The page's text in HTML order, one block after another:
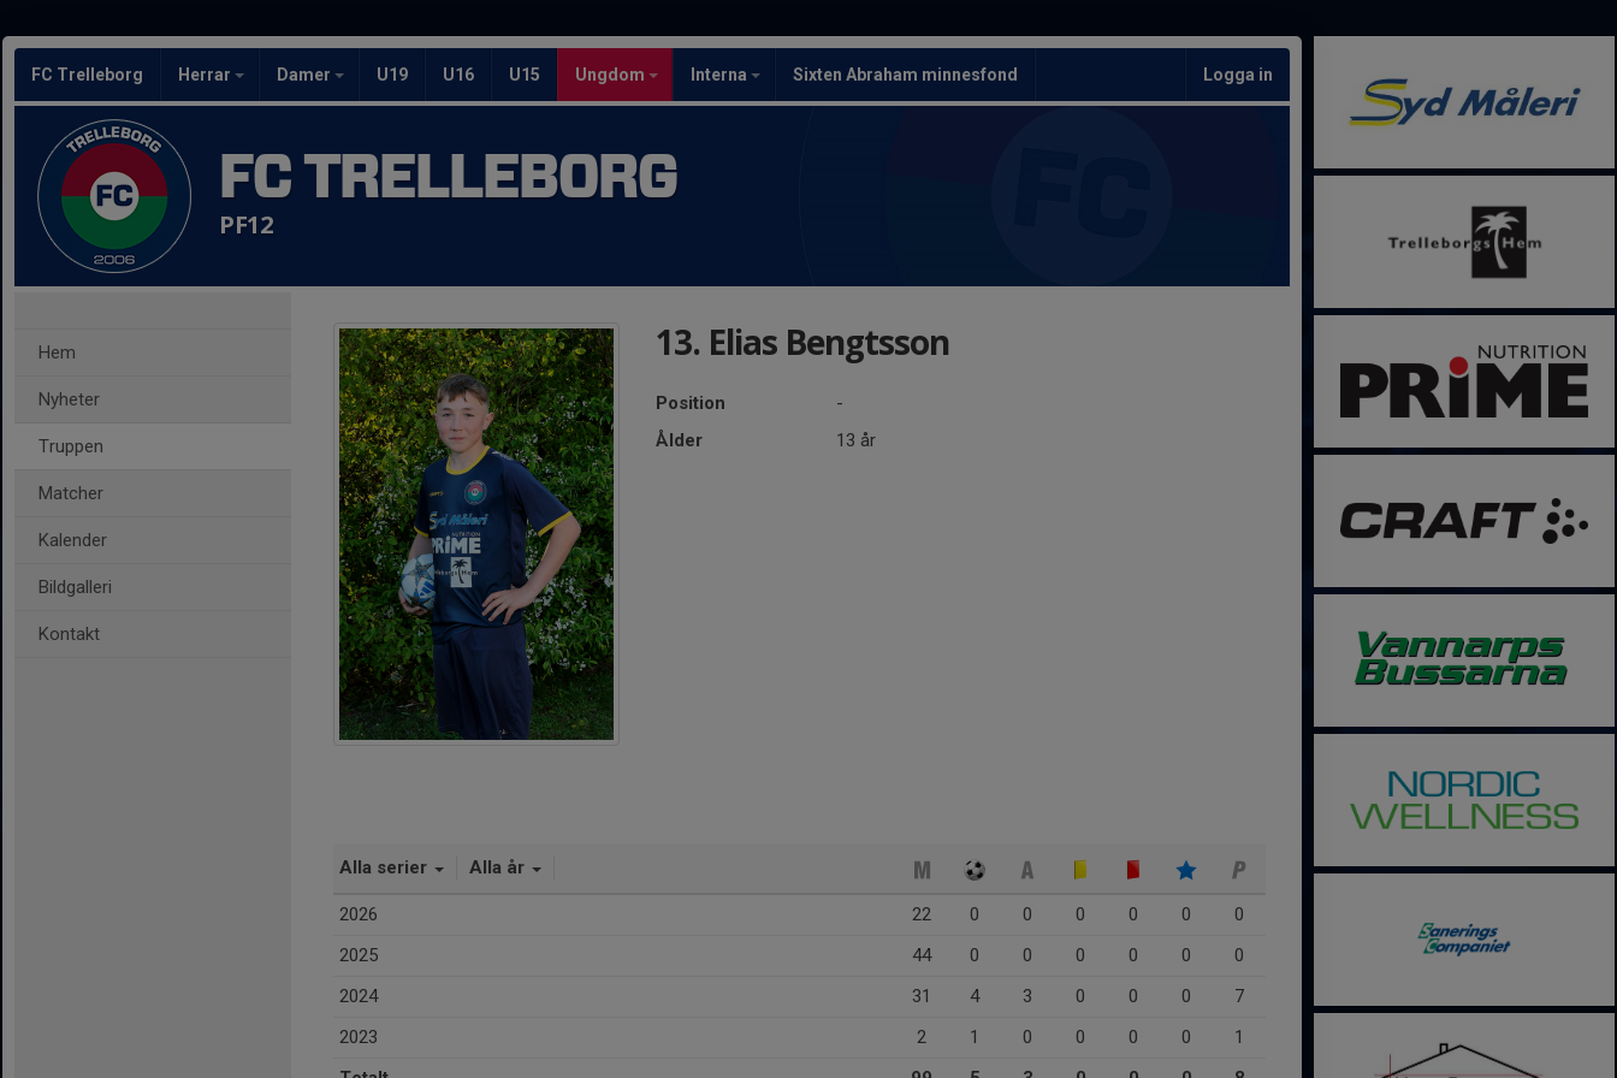
FC Trelleborg Herrar Damer U19 U16 U15 Ungdom Interna Sixten Abraham minnesfond Logga in
FC TRELLEBORG
PF12
Hem
Nyheter
Truppen
Matcher
Kalender
Bildgalleri
Kontakt
13. Elias Bengtsson
Position
-
Ålder
13 år
Alla serier Alla år
2026 22 0 0 0 0 0
0
2025
44 0 0 0 0 0
0
2024
31 4 3 0 0 0
7
2023
2 1 0 0 0 0
1